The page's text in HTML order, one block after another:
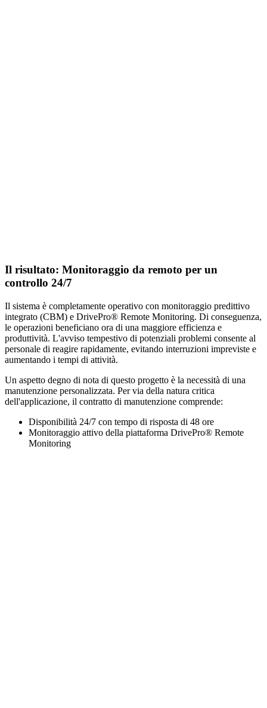
Il risultato: Monitoraggio da remoto per un
controllo 24/7
Il sistema è completamente operativo con monitoraggio predittivo
integrato (CBM) e DrivePro® Remote Monitoring. Di conseguenza,
le operazioni beneficiano ora di una maggiore efficienza e
produttività. L'avviso tempestivo di potenziali problemi consente al
personale di reagire rapidamente, evitando interruzioni impreviste e
aumentando i tempi di attività.
Un aspetto degno di nota di questo progetto è la necessità di una
manutenzione personalizzata. Per via della natura critica
dell'applicazione, il contratto di manutenzione comprende:
Disponibilità 24/7 con tempo di risposta di 48 ore
Monitoraggio attivo della piattaforma DrivePro® Remote
Monitoring